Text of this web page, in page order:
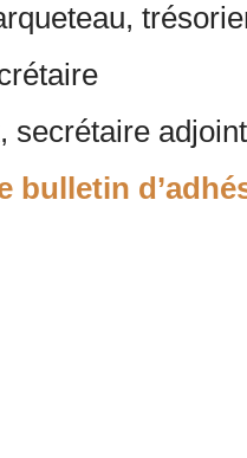
secrétaire
bulletin